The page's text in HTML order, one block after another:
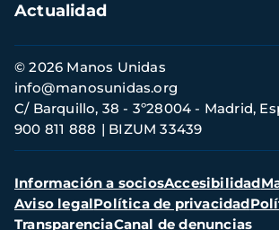
Actualidad
Información
de
contacto
© 2026 Manos Unidas
C/ Barquillo, 38 - 3º28004 - Madrid,
900 811 888
BIZUM 33439
info@manosunidas.org
Menú
secundario
Información a sociosAccesibilidad
Aviso legalPolítica de privacidad
TransparenciaCanal de denuncias